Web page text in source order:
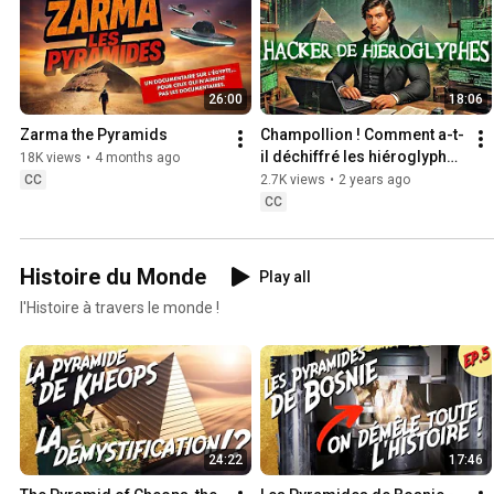
26:00
Zarma the Pyramids
18K views • 4 months ago
CC
18:06
Champollion ! Comment a-t-
il déchiffré les hiéroglyphes
!?
2.7K views • 2 years ago
CC
Histoire du Monde
Play all
l'Histoire à travers le monde !
24:22 17:46